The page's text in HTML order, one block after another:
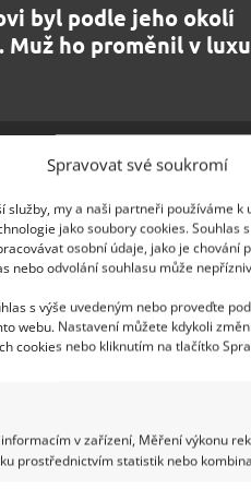
Spravovat své soukromí
služby, my a naši partneři používáme
jako soubory cookies. Souhlas
osobní údaje, jako je chování
nebo odvolání souhlasu může
s výše uvedeným nebo proveďte
webu. Nastavení můžete kdykoli
cookies nebo kliknutím na tlačítko
v zařízení, Měření výkonu
prostřednictvím statistik nebo
byl podle jeho okolí
Muž ho proměnil v
není v USA nijak výjimečný.
nedosažitelné.
dodávkách, nebo
domov, k tomu,
třeba mladík, který si
BydlímeÚtulně.
v jejich obývacím pokoji,
konci je poté otevřená
kuchyně s místem